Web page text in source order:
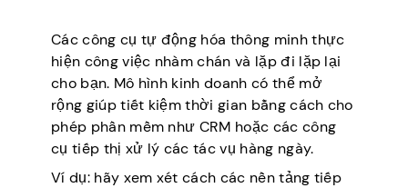
Các công cụ tự động hóa thông minh thực
hiện công việc nhàm chán và lặp đi lặp lại
cho bạn. Mô hình kinh doanh có thể mở
rộng giúp tiết kiệm thời gian bằng cách cho
phép phần mềm như CRM hoặc các công
cụ tiếp thị xử lý các tác vụ hàng ngày.
Ví dụ: hãy xem xét cách các nền tảng tiếp